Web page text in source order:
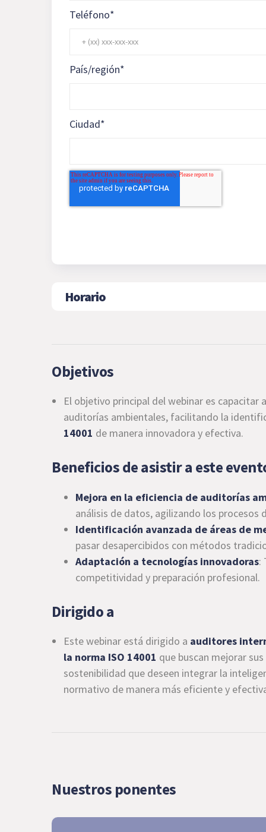
Teléfono*
País/región*
Ciudad*
Horario
Objetivos
El objetivo principal del webinar es capacitar
auditorías ambientales, facilitando la
14001 de manera innovadora y efectiva.
Beneficios de asistir a este
Mejora en la eficiencia de auditorías
análisis de datos, agilizando los procesos
Identificación avanzada de áreas de
pasar desapercibidos con métodos
Adaptación a tecnologías innovadoras:
competitividad y preparación profesional.
Dirigido a
Este webinar está dirigido a auditores
la norma ISO 14001 que buscan mejorar
sostenibilidad que deseen integrar la
normativo de manera más eficiente y
Nuestros ponentes